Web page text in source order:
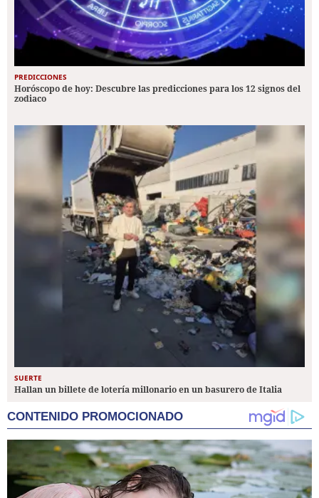
PREDICCIONES
Horóscopo de hoy: Descubre las predicciones para los 12 signos del
zodiaco
SUERTE
Hallan un billete de lotería millonario en un basurero de Italia
CONTENIDO PROMOCIONADO